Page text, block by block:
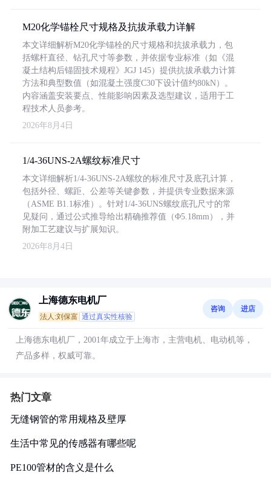
M20化学锚栓尺寸规格及抗拔承载力详解
本文详细解析M20化学锚栓的尺寸规格和抗拔承载力，包
括螺杆直径、钻孔尺寸等参数，并依据专业标准（如《混
凝土结构后锚固技术规程》JGJ 145）提供抗拔承载力计算
方法和典型数值（如混凝土强度C30下设计值约80kN）。
内容涵盖安装要点、性能影响因素及选型建议，适用于工
程技术人员参考。
2026年8月4日
1/4-36UNS-2A螺纹标准尺寸
本文详细解析1/4-36UNS-2A螺纹的标准尺寸及底孔计算，
包括外径、螺距、公差等关键参数，并提供专业数据来源
（ASME B1.1标准）。针对1/4-36UNS螺纹底孔尺寸的常
见疑问，通过公式推导给出精确推荐值（Φ5.18mm），并
附加工艺建议与扩展知识。
2026年8月4日
上海德东电机厂
法人:刘保富 通过真实性核验
咨询 进店
上海德东电机厂，2001年成立于上海市，主营电机、电动机等，
产品多样，权威可靠。
热门文章
无缝钢管的常用规格及壁厚
生活中常见的传感器有哪些呢
PE100管材的含义是什么